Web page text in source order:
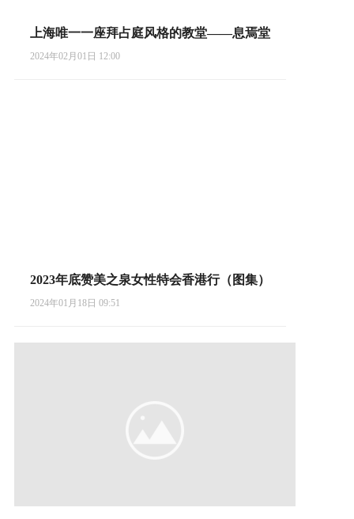
上海唯一一座拜占庭风格的教堂——息焉堂
2024年02月01日 12:00
2023年底赞美之泉女性特会香港行（图集）
2024年01月18日 09:51